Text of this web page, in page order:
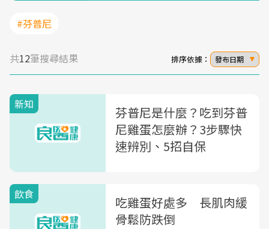
#芬普尼
共12筆搜尋結果 排序依據： 發布日期
新知
芬普尼是什麼？吃到芬普
尼雞蛋怎麼辦？3步驟快
速辨別、5招自保
飲食
吃雞蛋好處多 長肌肉緩
骨鬆防跌倒